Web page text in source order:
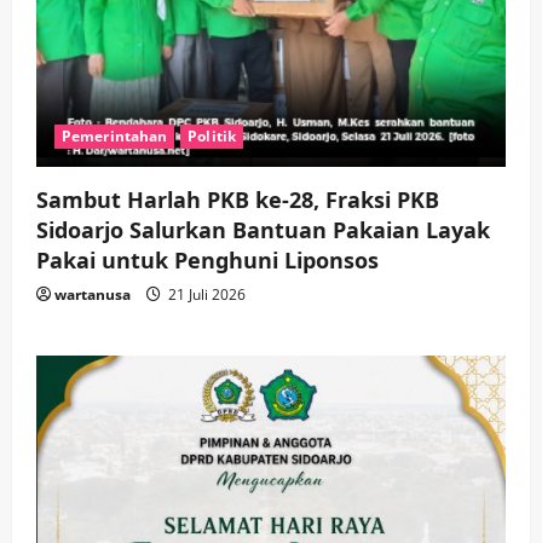
Pemerintahan Politik
Sambut Harlah PKB ke-28, Fraksi PKB
Sidoarjo Salurkan Bantuan Pakaian Layak
Pakai untuk Penghuni Liponsos
wartanusa 21 Juli 2026